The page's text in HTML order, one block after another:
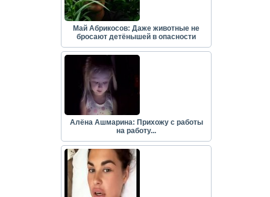
Май Абрикосов: Даже животные не
бросают детёнышей в опасности
Алёна Ашмарина: Прихожу с работы
на работу...